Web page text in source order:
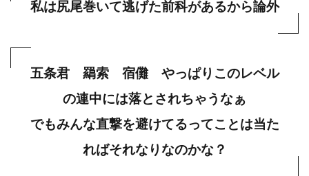
私は尻尾巻いて逃げた前科があるから論外
五条君 羂索 宿儺 やっぱりこのレベル
の連中には落とされちゃうなぁ
でもみんな直撃を避けてるってことは当た
ればそれなりなのかな？